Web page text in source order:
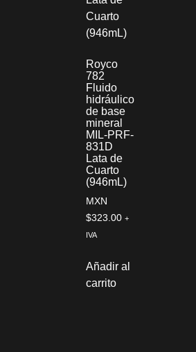
Royco
782
Fluido
hidráulico
de base
mineral
MIL-PRF-
831D
Lata de
Cuarto
(946mL)
MXN
$323.00 +
IVA
Añadir al
carrito